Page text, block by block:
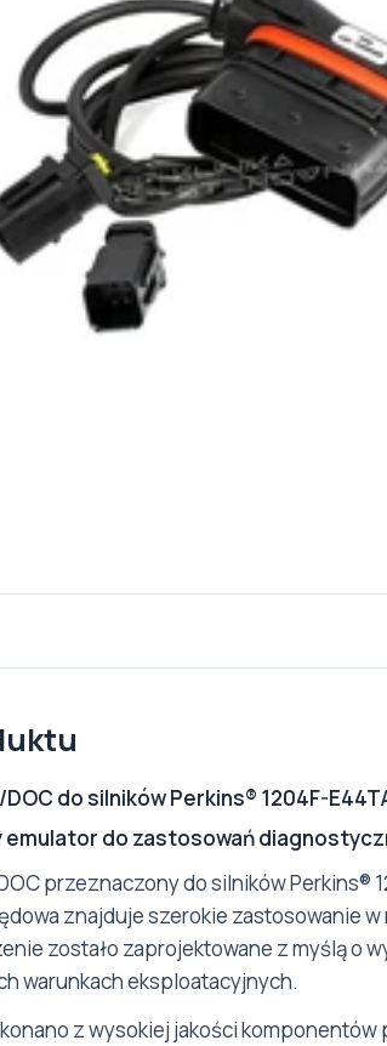
do silników Perkins® 1204F-
do zastosowań
przeznaczony do silników Perkins®
znajduje szerokie zastosowanie
zostało zaprojektowane z myślą o
warunkach eksploatacyjnych.
z wysokiej jakości